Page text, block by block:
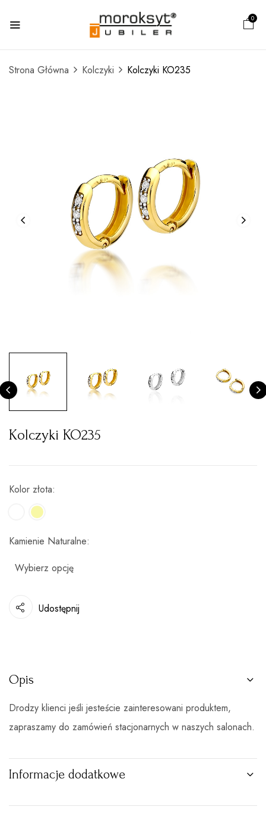
0
Strona Główna Kolczyki Kolczyki KO235
Kolczyki KO235
Kolor złota
Kamienie Naturalne
Udostępnij
Opis
Drodzy klienci jeśli jesteście zainteresowani produktem,
zapraszamy do zamówień stacjonarnych w naszych salonach.
Informacje dodatkowe